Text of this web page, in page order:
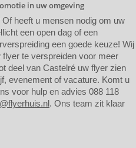
in uw omgeving
heeft u mensen nodig om uw
een open dag of een
een goede keuze! Wij
te verspreiden voor meer
deel van Castelré uw flyer zien
evenement of vacature. Komt u
voor hulp en advies 088 118
. Ons team zit klaar